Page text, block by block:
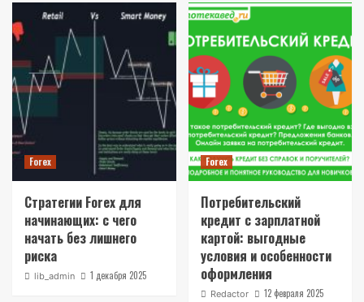
Forex
Стратегии Forex для
начинающих: с чего
начать без лишнего
риска
lib_admin 1 декабря 2025
Forex
Потребительский
кредит с зарплатной
картой: выгодные
условия и особенности
оформления
Redactor 12 февраля 2025